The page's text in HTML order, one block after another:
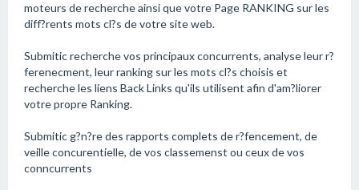
moteurs de recherche ainsi que votre Page RANKING sur les
diff?rents mots cl?s de votre site web.
Submitic recherche vos principaux concurrents, analyse leur r?
ferenecment, leur ranking sur les mots cl?s choisis et
recherche les liens Back Links qu'ils utilisent afin d'am?liorer
votre propre Ranking.
Submitic g?n?re des rapports complets de r?fencement, de
veille concurentielle, de vos classemenst ou ceux de vos
conncurrents